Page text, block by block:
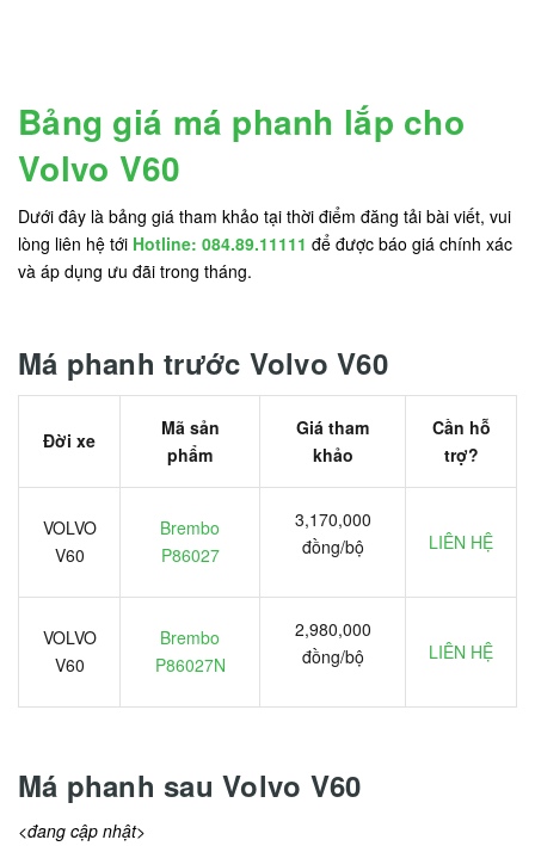
Bảng giá má phanh lắp cho
Volvo V60
Dưới đây là bảng giá tham khảo tại thời điểm đăng tải bài viết, vui
lòng liên hệ tới Hotline: 084.89.11111 để được báo giá chính xác
và áp dụng ưu đãi trong tháng.
Má phanh trước Volvo V60
Đời xe
Mã sản
phẩm
Giá tham
khảo
Cần hỗ
trợ?
VOLVO
V60
Brembo
P86027
3,170,000
đồng/bộ
LIÊN HỆ
VOLVO
V60
Brembo
P86027N
2,980,000
đồng/bộ
LIÊN HỆ
Má phanh sau Volvo V60
<đang cập nhật>